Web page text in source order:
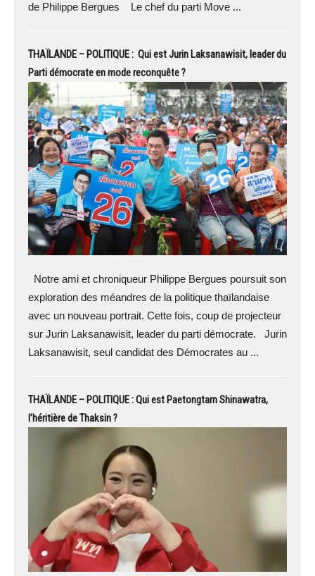
de Philippe Bergues Le chef du parti Move ...
THAÏLANDE – POLITIQUE : Qui est Jurin Laksanawisit, leader du
Parti démocrate en mode reconquête ?
Notre ami et chroniqueur Philippe Bergues poursuit son
exploration des méandres de la politique thaïlandaise
avec un nouveau portrait. Cette fois, coup de projecteur
sur Jurin Laksanawisit, leader du parti démocrate. Jurin
Laksanawisit, seul candidat des Démocrates au ...
THAÏLANDE – POLITIQUE : Qui est Paetongtarn Shinawatra,
l’héritière de Thaksin ?